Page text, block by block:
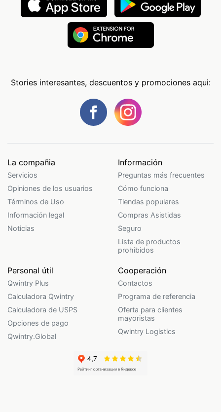
Stories interesantes, descuentos y promociones aqui:
La compañia
Servicios
Opiniones de los usuarios
Términos de Uso
Información legal
Noticias
Información
Preguntas más frecuentes
Cómo funciona
Tiendas populares
Compras Asistidas
Seguro
Lista de productos
prohibidos
Personal útil
Qwintry Plus
Calculadora Qwintry
Calculadora de USPS
Opciones de pago
Qwintry.Global
Cooperación
Contactos
Programa de referencia
Oferta para clientes
mayoristas
Qwintry Logistics